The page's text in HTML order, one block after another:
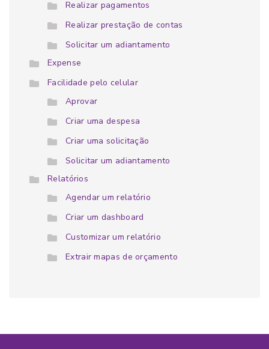
Realizar pagamentos
Realizar prestação de contas
Solicitar um adiantamento
Expense
Facilidade pelo celular
Aprovar
Criar uma despesa
Criar uma solicitação
Solicitar um adiantamento
Relatórios
Agendar um relatório
Criar um dashboard
Customizar um relatório
Extrair mapas de orçamento